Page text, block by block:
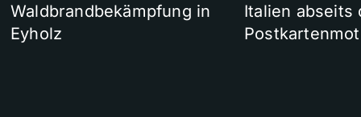
Waldbrandbekämpfung in
Eyholz
Italien abseits